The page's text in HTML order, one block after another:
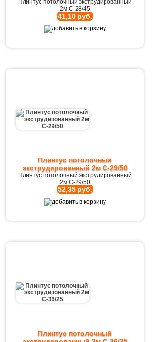
Плинтус потолочный экструдированный
2м C-28/45
41,10 руб.
Плинтус потолочный
экструдированный 2м C-29/50
Плинтус потолочный экструдированный
2м C-29/50
52,35 руб.
Плинтус потолочный